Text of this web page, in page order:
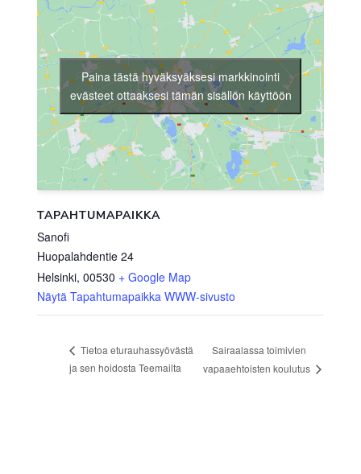
TAPAHTUMAPAIKKA
Sanofi
Huopalahdentie 24
Helsinki, 00530 + Google Map
Näytä Tapahtumapaikka WWW-sivusto
Paina tästä hyväksyäksesi markkinointi
evästeet ottaaksesi tämän sisällön käyttöön
Tietoa eturauhassyövästä
ja sen hoidosta Teemailta
Sairaalassa toimivien
vapaaehtoisten koulutus